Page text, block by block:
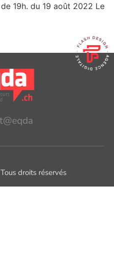
19h. du 19 août 2022 Le
droits réservés